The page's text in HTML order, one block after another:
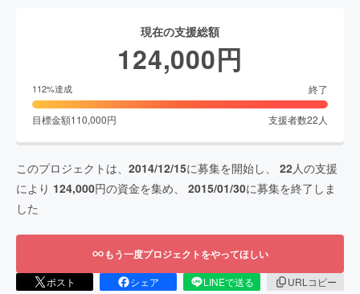
現在の支援総額
124,000円
112%達成 終了
目標金額110,000円 支援者数22 人
このプロジェクトは、 2014/12/15に募集を開始し、 22人の支援
により 124,000円の資金を集め、 2015/01/30に募集を終了しま
した
もう一度プロジェクトをやってほしい
ポスト シェア LINEで送る
URLコピー